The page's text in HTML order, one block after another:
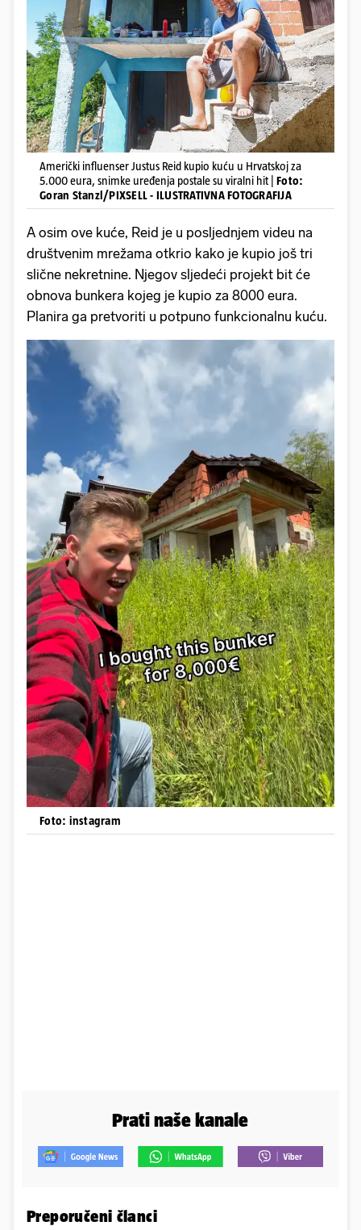
Američki influenser Justus Reid kupio kuću u Hrvatskoj za
5.000 eura, snimke uređenja postale su viralni hit | Foto:
Goran Stanzl/PIXSELL - ILUSTRATIVNA FOTOGRAFIJA
A osim ove kuće, Reid je u posljednjem videu na
društvenim mrežama otkrio kako je kupio još tri
slične nekretnine. Njegov sljedeći projekt bit će
obnova bunkera kojeg je kupio za 8000 eura.
Planira ga pretvoriti u potpuno funkcionalnu kuću.
Foto: instagram
Prati naše kanale
Preporučeni članci